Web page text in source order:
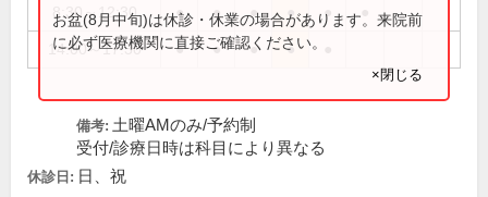
8:30～12:30 ● ● ● ● ●
14:00～17:30 ● ● ● ●
お盆(8月中旬)は休診・休業の場合があります。来院前
に必ず医療機関に直接ご確認ください。
×閉じる
備考: 土曜AMのみ/予約制
受付/診療日時は科目により異なる
休診日: 日、祝